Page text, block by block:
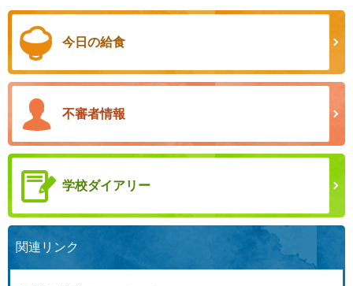
今日の給食
不審者情報
学校ダイアリー
関連リンク